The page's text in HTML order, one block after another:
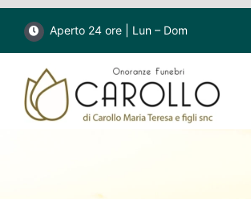
Salta
contenuto
Aperto 24 ore | Lun – Dom